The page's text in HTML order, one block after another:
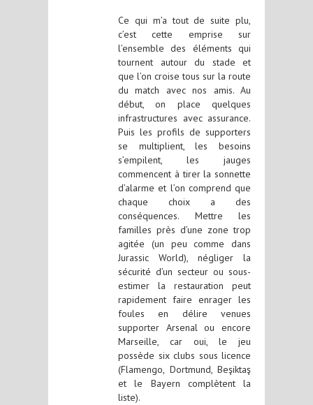
Ce qui m’a tout de suite plu,
c’est cette emprise sur
l’ensemble des éléments qui
tournent autour du stade et
que l’on croise tous sur la route
du match avec nos amis. Au
début, on place quelques
infrastructures avec assurance.
Puis les profils de supporters
se multiplient, les besoins
s’empilent, les jauges
commencent à tirer la sonnette
d’alarme et l’on comprend que
chaque choix a des
conséquences. Mettre les
familles près d’une zone trop
agitée (un peu comme dans
Jurassic World), négliger la
sécurité d’un secteur ou sous-
estimer la restauration peut
rapidement faire enrager les
foules en délire venues
supporter Arsenal ou encore
Marseille, car oui, le jeu
possède six clubs sous licence
(Flamengo, Dortmund, Beşiktaş
et le Bayern complètent la
liste).